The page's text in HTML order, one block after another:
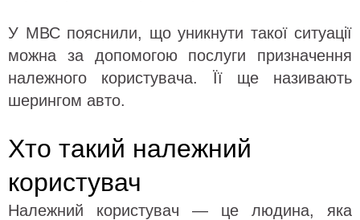
У МВС пояснили, що уникнути такої ситуації
можна за допомогою послуги призначення
належного користувача. Її ще називають
шерингом авто.
Хто такий належний
користувач
Належний користувач — це людина, яка